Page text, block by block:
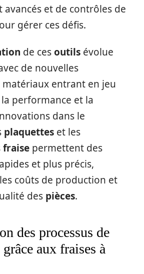
et de contrôles de
gérer ces défis.
de cesoutils évolue
de nouvelles
entrant en jeu
performance et la
dans le
plaquettes et les
fraise permettent des
et plus précis,
coûts de production et
des pièces.
des processus de
aux fraises à